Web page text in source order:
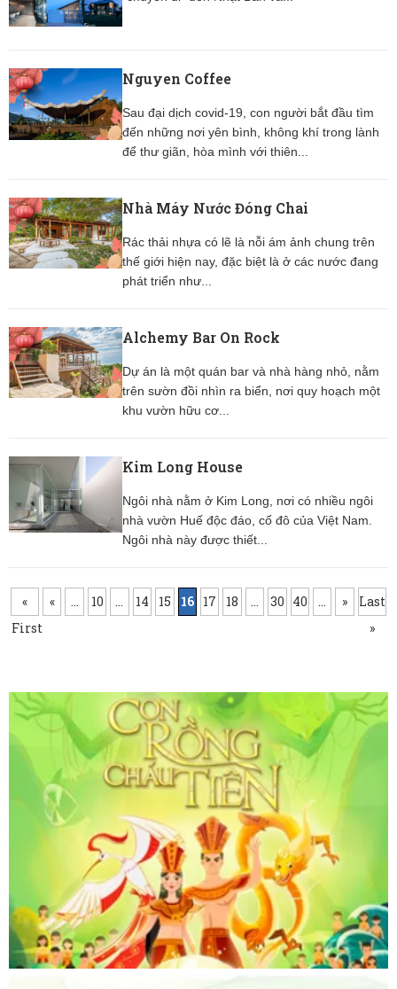
Nguyen Coffee
Sau đại dịch covid-19, con người bắt đầu tìm
đến những nơi yên bình, không khí trong lành
để thư giãn, hòa mình với thiên...
Nhà Máy Nước Đóng Chai
Rác thải nhựa có lẽ là nỗi ám ảnh chung trên
thế giới hiện nay, đặc biệt là ở các nước đang
phát triển như...
Alchemy Bar On Rock
Dự án là một quán bar và nhà hàng nhỏ, nằm
trên sườn đồi nhìn ra biển, nơi quy hoạch một
khu vườn hữu cơ...
Kim Long House
Ngôi nhà nằm ở Kim Long, nơi có nhiều ngôi
nhà vườn Huế độc đáo, cố đô của Việt Nam.
Ngôi nhà này được thiết...
«
First
« ... 10 ... 14 15 16 17 18 ... 30 40 ... »
Last
»